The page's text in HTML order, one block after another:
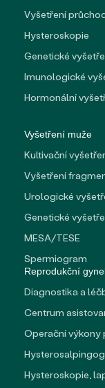
Vyšetření
Hysteroskopie
Genetické
Imunologické
Hormonální
Vyšetření muže
Kultivační
Vyšetření
Urologické
Genetické
MESA/TESE
Spermiogram
Reprodukční
Diagnostika a
Centrum
Operační výkony
Hysteroskopie,